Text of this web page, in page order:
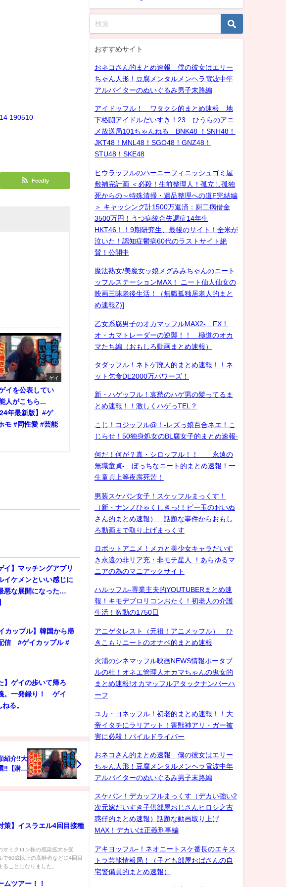
190510
Feedly
ゲイ
イを公表してい
人がこちら...
年最新版】#ゲ
モ #同性愛 #芸能
イ】マッチングアプリ
イケメンといい感じに
悪な展開になった…
カップル】韓国から帰
信 #ゲイカップル #
】ゲイの歩いて帰ろ
。一発録り！ ゲイ
る。
紹介‼️大
‼️【購入
策】イスラエル4回目接種
オミクロン株の感染拡大を受
で60歳以上の高齢者などに4回目
ことになりました。 ...
ムツアー！！
おすすめサイト
おネコさん的まとめ速報 僕の彼女はエリー
ちゃん人形！豆腐メンタルメンヘラ電波中年
アルバイターのぬいぐるみ男子末路編
アイドッフル！ ワタクシ的まとめ速報 地
下格闘アイドルだいすき！23 ひうらのアニ
メ放送局101ちゃんねる BNK48 ！SNH48！
JKT48！MNL48！SGO48！GNZ48！
STU48！SKE48
ヒウラッフルのハーニーフィニッシュゴミ屋
敷補完計画 ＜必殺！生前整理人！孤立し孤独
死からの～特殊清掃・遺品整理への道F完結編
＞ キャッシング計1500万返済：厨二病借金
3500万円！うつ病統合失調症14年生
HKT46！！9期研究生、最後のサイト！全米が
泣いた！認知症鬱病60代のラストサイト絶
賛！公開中
魔法熟女/美魔女ッ娘メグみみちゃんのニート
ッフルステーションMAX！ ニート仙人仙女の
映画三昧老後生活！（無職孤独居老人的まと
め速報Z)]
乙女系腐男子のオカマッフルMAX2- FX！
オ・カマトレーダーの逆襲！！ 極道のオカ
マたち編（おもしろ動画まとめ速報）
タダッフル！ネトゲ廃人的まとめ速報！！ネ
ット乞食DE2000万パワーズ！
新・ハゲッフル！哀愁のハゲ男の髪ってるま
とめ速報！！激しくハゲっTEL？
こじ！コジッフル@！-レズっ娘百合ネエ！こ
じらせ！50独身処女のBL腐女子的まとめ速報-
何だ！何が？真・シロッフル！！ 永遠の
無職童貞- ぼっちなニート的まとめ速報！一
生童貞上等夜露死苦！
男装スケバン女子！スケッフルまっくす！
（新・ナンノひゃくしきっ!！ビー玉のおいぬ
さん的まとめ速報） 話題な事件からおもし
ろ動画まで取り上げまっくす
ロボットアニメ！メカと美少女キャラだいす
き永遠の非リア充・非モテ星人 ！あらゆるマ
ニアの為のマニアックサイト
ハルッフル-専業主夫的YOUTUBERまとめ速
報！キモデブロリコンおたく！初老人の介護
生活！激動の1750日
アニゲタレスト（元祖！アニメッフル） ひ
きこもりニートのオナベ的まとめ速報
火浦のシネマッフル映画NEWS情報ポータブ
ルの杜！オネエ管理人オカマちゃんの鬼女的
まとめ速報!オカマッフルアタックナンバーハ
ーフ
ユカ・ヨネッフル！初老的まとめ速報！！大
帝イタチにラリアット！害獣神アリ・ガー被
害に必殺！パイルドライバー
おネコさん的まとめ速報 僕の彼女はエリー
ちゃん人形！豆腐メンタルメンヘラ電波中年
アルバイターのぬいぐるみ男子末路編
スケバン！デカッフルまっくす（デカい強い2
次元嫁だいすき子供部屋おじさんヒロシ之古
惑仔的まとめ速報）話題な動画取り上げ
MAX！デカいは正義刑事編
アキヨッフル-！ネオニートスケ番長のエキス
トラ芸能情報局！（子ども部屋おばさんの自
宅警備員的まとめ速報）